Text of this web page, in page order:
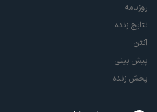
روزنامه
نتایج زنده
آنتن
پیش بینی
پخش زنده